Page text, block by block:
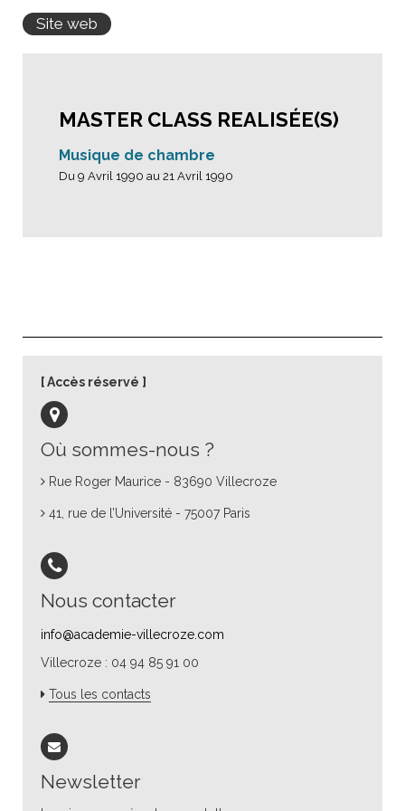
Site web
MASTER CLASS REALISÉE(S)
Musique de chambre
Du 9 Avril 1990 au 21 Avril 1990
Où sommes-nous ?
Rue Roger Maurice - 83690 Villecroze
41, rue de l’Université - 75007 Paris
Nous contacter
info@academie-villecroze.com
Villecroze : 04 94 85 91 00
Tous les contacts
Newsletter
Accès réservé